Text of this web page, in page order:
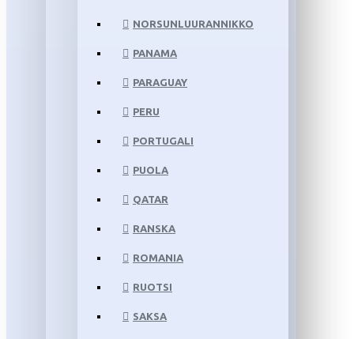
NORSUNLUURANNIKKO
PANAMA
PARAGUAY
PERU
PORTUGALI
PUOLA
QATAR
RANSKA
ROMANIA
RUOTSI
SAKSA